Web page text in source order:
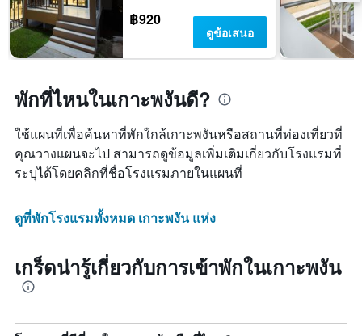
฿920
ดูข้อเสนอ
พักที่ไหนในเกาะพงันดี?
ใช้แผนที่เพื่อค้นหาที่พักใกล้เกาะพงันหรือสถานที่ท่องเที่ยวที่
คุณวางแผนจะไป สามารถดูข้อมูลเพิ่มเติมเกี่ยวกับโรงแรมที่
ระบุได้โดยคลิกที่ชื่อโรงแรมภายในแผนที่
ดูที่พักโรงแรมทั้งหมด เกาะพงัน แห่ง
เกร็ดน่ารู้เกี่ยวกับการเข้าพักในเกาะพงัน